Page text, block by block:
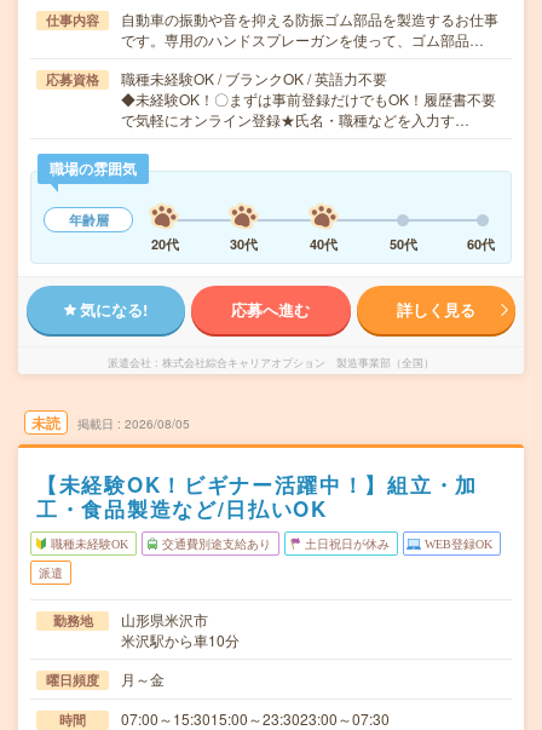
仕事内容
自動車の振動や音を抑える防振ゴム部品を製造するお仕事
です。専用のハンドスプレーガンを使って、ゴム部品…
応募資格
職種未経験OK / ブランクOK / 英語力不要
◆未経験OK！〇まずは事前登録だけでもOK！履歴書不要
で気軽にオンライン登録★氏名・職種などを入力す…
職場の雰囲気
年齢層
20代
30代 40代 50代 60代
気になる! 応募へ進む 詳しく見る
派遣会社 株式会社綜合キャリアオプション 製造事業部（全国）
未読 掲載日 2026/08/05
【未経験OK！ビギナー活躍中！】組立・加
工・食品製造など/日払いOK
職種未経験OK 交通費別途支給あり 土日祝日が休み WEB登録OK
派遣
勤務地
山形県米沢市
米沢駅から車10分
曜日頻度 月～金
時間 07:00～15:3015:00～23:3023:00～07:30